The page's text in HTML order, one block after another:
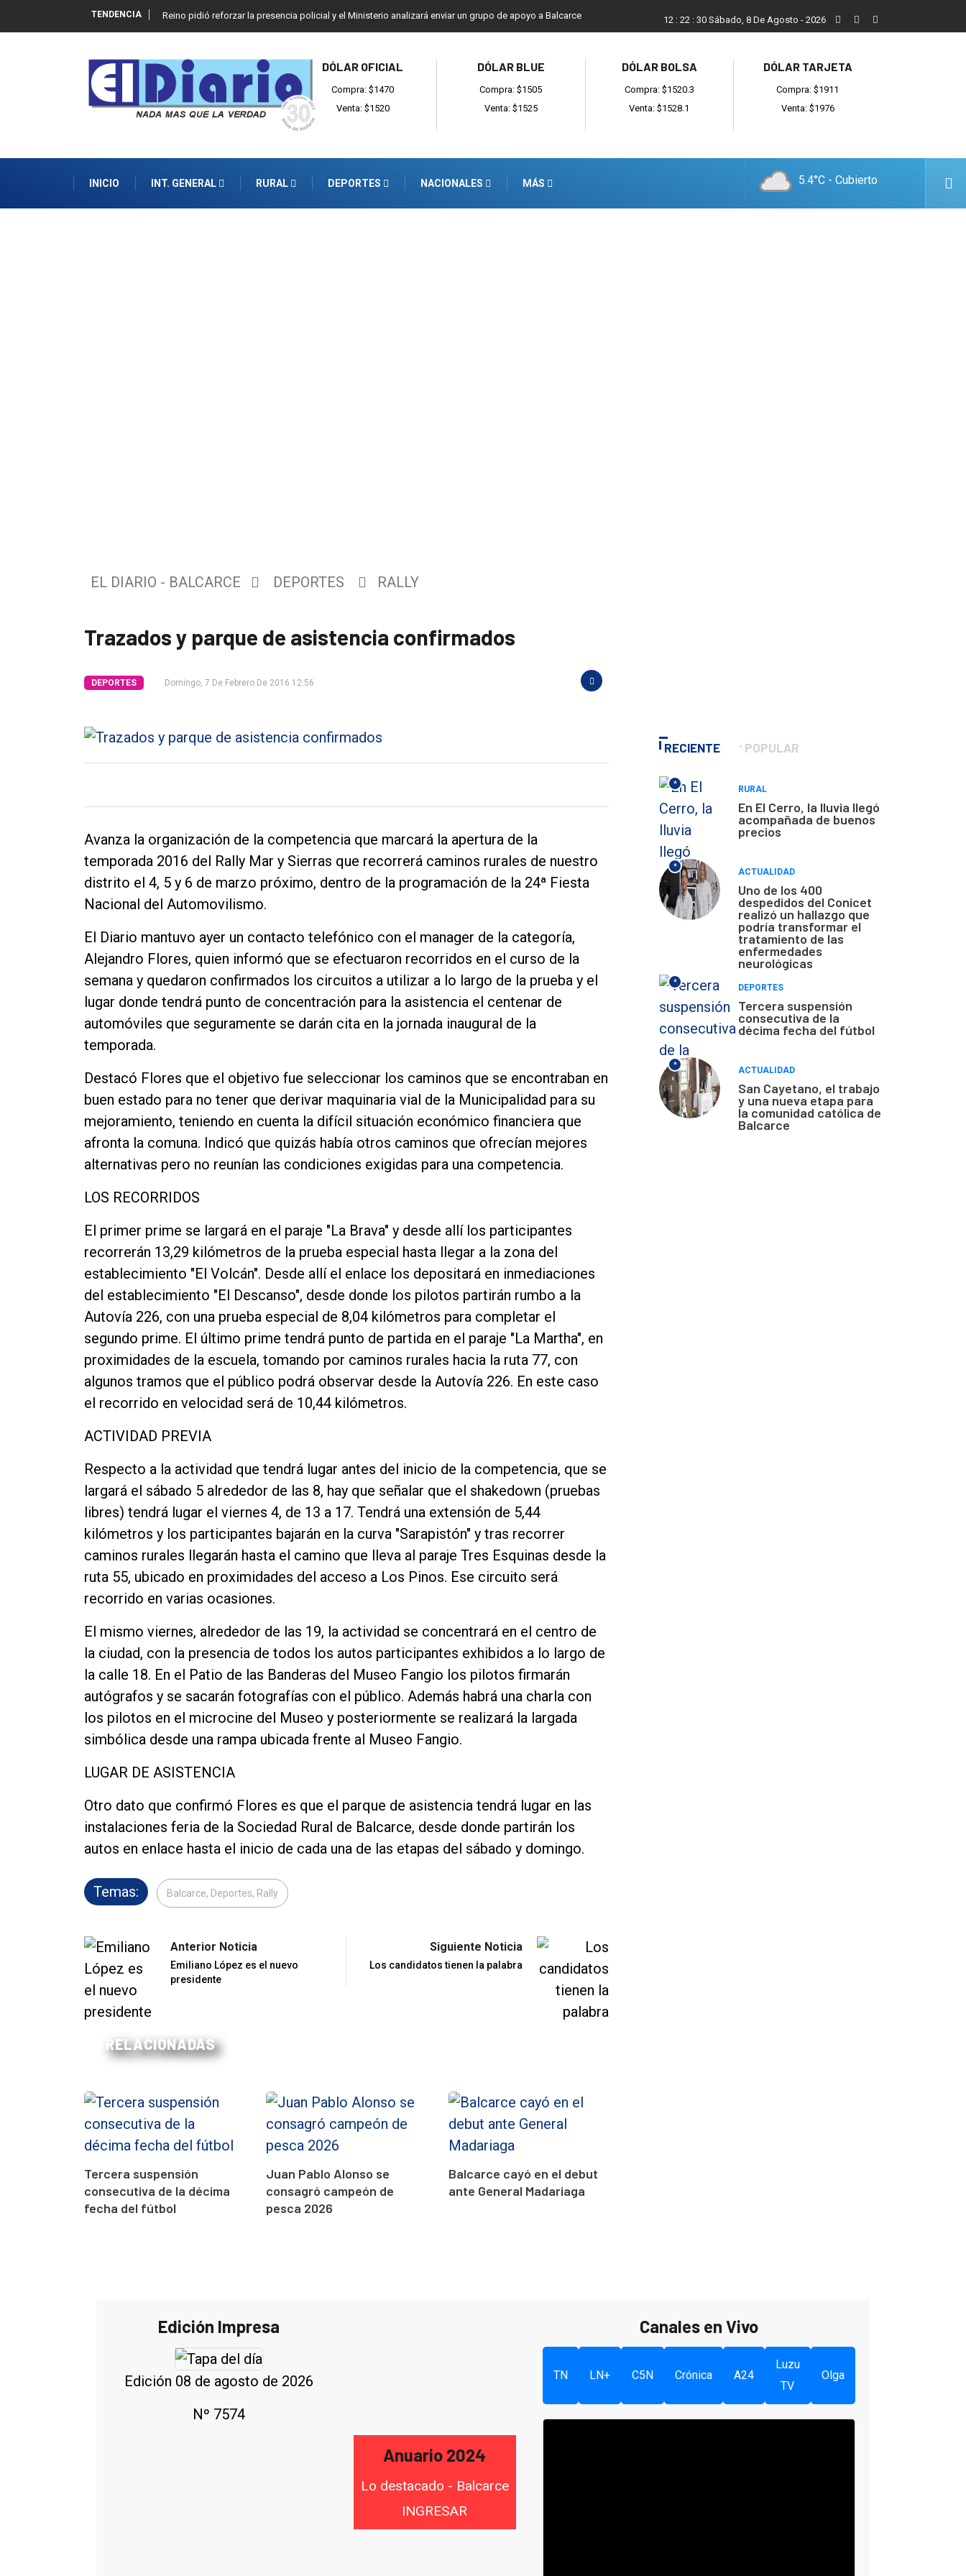
TENDENCIA Reino pidió reforzar la presencia policial y el Ministerio analizará enviar un grupo de apoyo a Balcarce Vecinos, instituciones y concejales se manifestaron contra
12 : 22 : 31 Sábado, 8 De Agosto - 2026
DÓLAR OFICIAL
Compra: $1470
Venta: $1520
DÓLAR BLUE
Compra: $1505
Venta: $1525
DÓLAR BOLSA
Compra: $1520.3
Venta: $1528.1
DÓLAR TARJETA
Compra: $1911
Venta: $1976
INICIO INT. GENERAL RURAL DEPORTES NACIONALES MÁS 5.4°C - Cubierto
Deportes
Fúnebres
Nosotros
Contacto
EL DIARIO - BALCARCE DEPORTES RALLY
Trazados y parque de asistencia confirmados
DEPORTES Domingo, 7 De Febrero De 2016 12:56
Avanza la organización de la competencia que marcará la apertura de la
temporada 2016 del Rally Mar y Sierras que recorrerá caminos rurales de nuestro
distrito el 4, 5 y 6 de marzo próximo, dentro de la programación de la 24ª Fiesta
Nacional del Automovilismo.
El Diario mantuvo ayer un contacto telefónico con el manager de la categoría,
Alejandro Flores, quien informó que se efectuaron recorridos en el curso de la
semana y quedaron confirmados los circuitos a utilizar a lo largo de la prueba y el
lugar donde tendrá punto de concentración para la asistencia el centenar de
automóviles que seguramente se darán cita en la jornada inaugural de la
temporada.
Destacó Flores que el objetivo fue seleccionar los caminos que se encontraban en
buen estado para no tener que derivar maquinaria vial de la Municipalidad para su
mejoramiento, teniendo en cuenta la difícil situación económico financiera que
afronta la comuna. Indicó que quizás había otros caminos que ofrecían mejores
alternativas pero no reunían las condiciones exigidas para una competencia.
LOS RECORRIDOS
El primer prime se largará en el paraje "La Brava" y desde allí los participantes
recorrerán 13,29 kilómetros de la prueba especial hasta llegar a la zona del
establecimiento "El Volcán". Desde allí el enlace los depositará en inmediaciones
del establecimiento "El Descanso", desde donde los pilotos partirán rumbo a la
Autovía 226, con una prueba especial de 8,04 kilómetros para completar el
segundo prime. El último prime tendrá punto de partida en el paraje "La Martha", en
proximidades de la escuela, tomando por caminos rurales hacia la ruta 77, con
algunos tramos que el público podrá observar desde la Autovía 226. En este caso
el recorrido en velocidad será de 10,44 kilómetros.
ACTIVIDAD PREVIA
Respecto a la actividad que tendrá lugar antes del inicio de la competencia, que se
largará el sábado 5 alrededor de las 8, hay que señalar que el shakedown (pruebas
libres) tendrá lugar el viernes 4, de 13 a 17. Tendrá una extensión de 5,44
kilómetros y los participantes bajarán en la curva "Sarapistón" y tras recorrer
caminos rurales llegarán hasta el camino que lleva al paraje Tres Esquinas desde la
ruta 55, ubicado en proximidades del acceso a Los Pinos. Ese circuito será
recorrido en varias ocasiones.
El mismo viernes, alrededor de las 19, la actividad se concentrará en el centro de
la ciudad, con la presencia de todos los autos participantes exhibidos a lo largo de
la calle 18. En el Patio de las Banderas del Museo Fangio los pilotos firmarán
autógrafos y se sacarán fotografías con el público. Además habrá una charla con
los pilotos en el microcine del Museo y posteriormente se realizará la largada
simbólica desde una rampa ubicada frente al Museo Fangio.
LUGAR DE ASISTENCIA
Otro dato que confirmó Flores es que el parque de asistencia tendrá lugar en las
instalaciones feria de la Sociedad Rural de Balcarce, desde donde partirán los
autos en enlace hasta el inicio de cada una de las etapas del sábado y domingo.
Temas: Balcarce, Deportes, Rally
Anterior Noticia
Emiliano López es el nuevo
presidente
Siguiente Noticia
Los candidatos tienen la palabra
RELACIONADAS
Tercera suspensión
consecutiva de la décima
fecha del fútbol
Juan Pablo Alonso se
consagró campeón de
pesca 2026
Balcarce cayó en el debut
ante General Madariaga
RECIENTE POPULAR
*
RURAL
En El Cerro, la lluvia llegó
acompañada de buenos
precios
*
ACTUALIDAD
Uno de los 400
despedidos del Conicet
realizó un hallazgo que
podría transformar el
tratamiento de las
enfermedades
neurológicas
*
DEPORTES
Tercera suspensión
consecutiva de la
décima fecha del fútbol
*
ACTUALIDAD
San Cayetano, el trabajo
y una nueva etapa para
la comunidad católica de
Balcarce
Edición Impresa
Edición 08 de agosto de 2026
Nº 7574
Anuario 2024
Lo destacado - Balcarce
INGRESAR
Canales en Vivo
TN LN+ C5N Crónica A24
Luzu
TV
Olga